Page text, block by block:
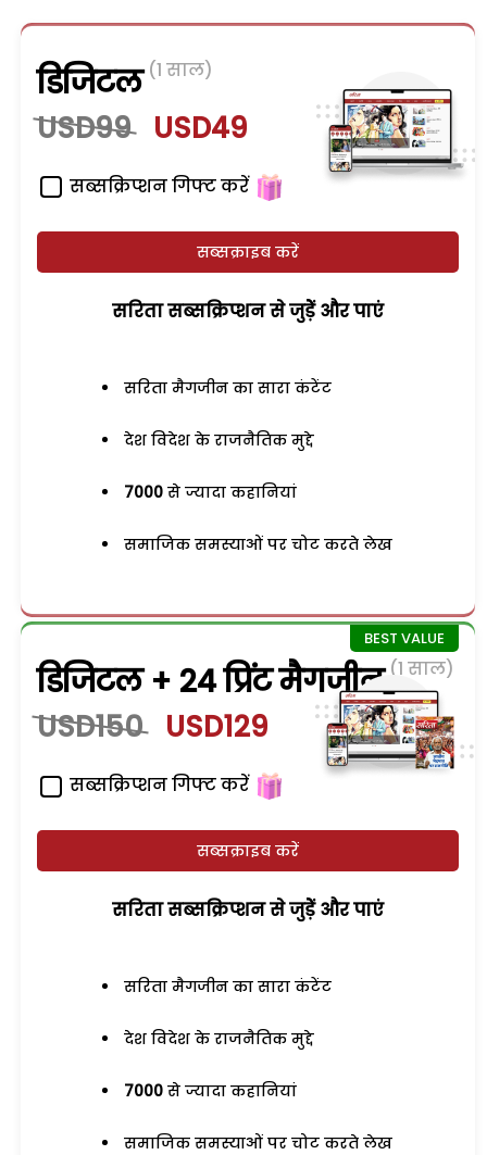
डिजिटल (1 साल)
USD99 USD49
सब्सक्रिप्शन गिफ्ट करें
सब्सक्राइब करें
सरिता सब्सक्रिप्शन से जुड़ेें और पाएं
सरिता मैगजीन का सारा कंटेंट
देश विदेश के राजनैतिक मुद्दे
7000 से ज्यादा कहानियां
समाजिक समस्याओं पर चोट करते लेख
डिजिटल + 24 प्रिंट मैगजीन (1 साल)
USD150 USD129
सब्सक्रिप्शन गिफ्ट करें
सब्सक्राइब करें
सरिता सब्सक्रिप्शन से जुड़ेें और पाएं
सरिता मैगजीन का सारा कंटेंट
देश विदेश के राजनैतिक मुद्दे
7000 से ज्यादा कहानियां
समाजिक समस्याओं पर चोट करते लेख